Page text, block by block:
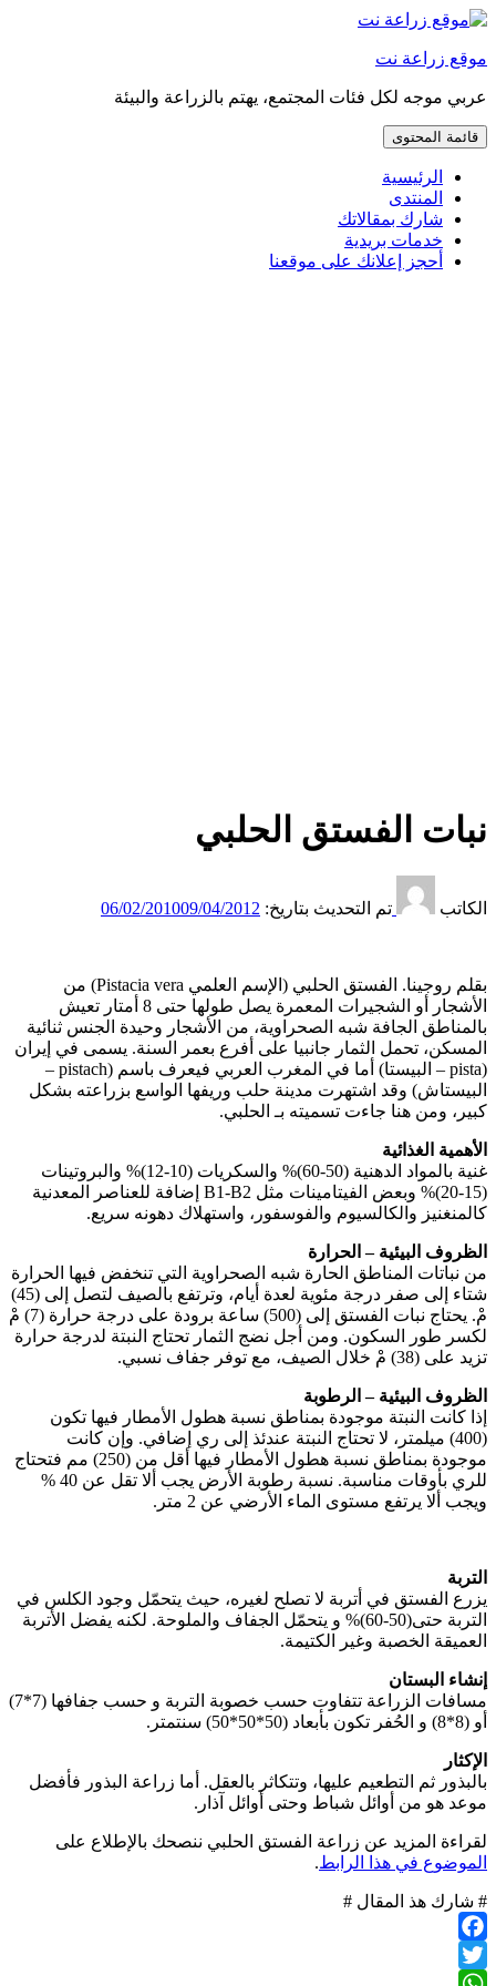
إذهب
إلى
موقع زراعة نت
عربي موجه لكل فئات المجتمع، يهتم بالزراعة والبيئة
قائمة المحتوى
الرئيسية
المنتدى
شارك بمقالاتك
خدمات بريدية
أحجز إعلانك على موقعنا
نبات الفستق الحلبي
الكاتب تم التحديث بتاريخ: 06/02/201009/04/2012
بقلم روجينا. الفستق الحلبي (الإسم العلمي Pistacia vera) من
الأشجار أو الشجيرات المعمرة يصل طولها حتى 8 أمتار تعيش
بالمناطق الجافة شبه الصحراوية، من الأشجار وحيدة الجنس ثنائية
المسكن، تحمل الثمار جانبيا على أفرع بعمر السنة. يسمى في إيران
(pista – البيستا) أما في المغرب العربي فيعرف باسم (pistach –
البيستاش) وقد اشتهرت مدينة حلب وريفها الواسع بزراعته بشكل
كبير، ومن هنا جاءت تسميته بـ الحلبي.
الأهمية الغذائية
غنية بالمواد الدهنية (50-60)% والسكريات (10-12)% والبروتينات
(15-20)% وبعض الفيتامينات مثل B1-B2 إضافة للعناصر المعدنية
كالمنغنيز والكالسيوم والفوسفور، واستهلاك دهونه سريع.
الظروف البيئية – الحرارة
من نباتات المناطق الحارة شبه الصحراوية التي تنخفض فيها الحرارة
شتاء إلى صفر درجة مئوية لعدة أيام، وترتفع بالصيف لتصل إلى (45)
مْ. يحتاج نبات الفستق إلى (500) ساعة برودة على درجة حرارة (7) مْ
لكسر طور السكون. ومن أجل نضج الثمار تحتاج النبتة لدرجة حرارة
تزيد على (38) مْ خلال الصيف، مع توفر جفاف نسبي.
الظروف البيئية – الرطوبة
إذا كانت النبتة موجودة بمناطق نسبة هطول الأمطار فيها تكون
(400) ميلمتر، لا تحتاج النبتة عندئذ إلى ري إضافي. وإن كانت
موجودة بمناطق نسبة هطول الأمطار فيها أقل من (250) مم فتحتاج
للري بأوقات مناسبة. نسبة رطوبة الأرض يجب ألا تقل عن 40 %
ويجب ألا يرتفع مستوى الماء الأرضي عن 2 متر.
التربة
يزرع الفستق في أتربة لا تصلح لغيره، حيث يتحمّل وجود الكلس في
التربة حتى(50-60)% و يتحمّل الجفاف والملوحة. لكنه يفضل الأتربة
العميقة الخصبة وغير الكتيمة.
إنشاء البستان
مسافات الزراعة تتفاوت حسب خصوبة التربة و حسب جفافها (7*7)
أو (8*8) و الحُفر تكون بأبعاد (50*50*50) سنتمتر.
الإكثار
بالبذور ثم التطعيم عليها، وتتكاثر بالعقل. أما زراعة البذور فأفضل
موعد هو من أوائل شباط وحتى أوائل آذار.
لقراءة المزيد عن زراعة الفستق الحلبي ننصحك بالإطلاع على
الموضوع في هذا الرابط.
# شارك هذ المقال #
Facebook